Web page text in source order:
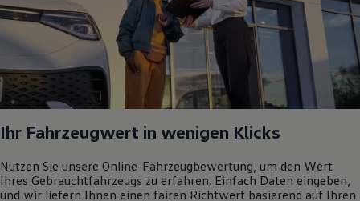
Ihr Fahrzeugwert in wenigen Klicks
Nutzen Sie unsere Online-Fahrzeugbewertung, um den Wert
Ihres Gebrauchtfahrzeugs zu erfahren. Einfach Daten eingeben,
und wir liefern Ihnen einen fairen Richtwert basierend auf Ihren
Angaben – schnell, einfach und kostenfrei!
Mehr zu Online-Fahrzeugbewertung